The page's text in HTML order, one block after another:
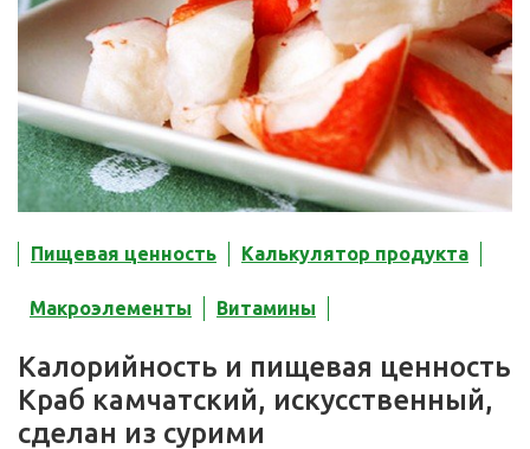
Пищевая ценность Калькулятор продукта
Макроэлементы Витамины
Калорийность и пищевая ценность
Краб камчатский, искусственный,
сделан из сурими